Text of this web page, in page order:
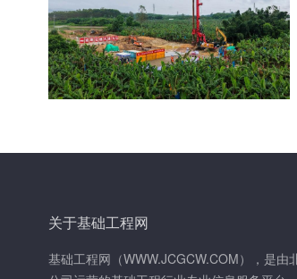
关于基础工程网
基础工程网（WWW.JCGCW.COM），是由